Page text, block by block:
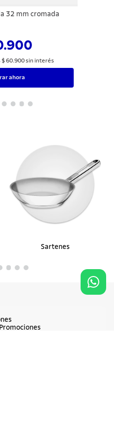
32 mm cromada
$ 60.900sin interés
ahora
Sartenes